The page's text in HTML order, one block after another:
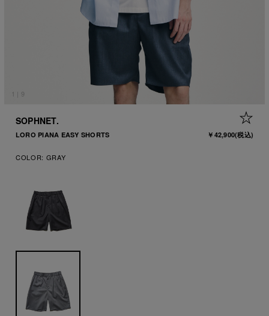
1 9
SOPHNET.
LORO PIANA EASY SHORTS ￥42,900(税込)
COLOR: GRAY